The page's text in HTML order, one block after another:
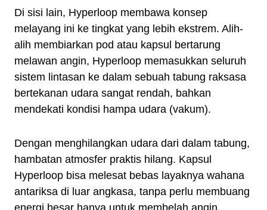
Di sisi lain, Hyperloop membawa konsep
melayang ini ke tingkat yang lebih ekstrem. Alih-
alih membiarkan pod atau kapsul bertarung
melawan angin, Hyperloop memasukkan seluruh
sistem lintasan ke dalam sebuah tabung raksasa
bertekanan udara sangat rendah, bahkan
mendekati kondisi hampa udara (vakum).
Dengan menghilangkan udara dari dalam tabung,
hambatan atmosfer praktis hilang. Kapsul
Hyperloop bisa melesat bebas layaknya wahana
antariksa di luar angkasa, tanpa perlu membuang
energi besar hanya untuk membelah angin.